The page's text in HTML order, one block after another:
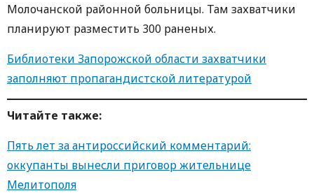
Молочанской районной больницы. Там захватчики
планируют разместить 300 раненых.
Библиотеки Запорожской области захватчики
заполняют пропагандистской литературой
Читайте также:
Пять лет за антироссийский комментарий:
оккупанты вынесли приговор жительнице
Мелитополя